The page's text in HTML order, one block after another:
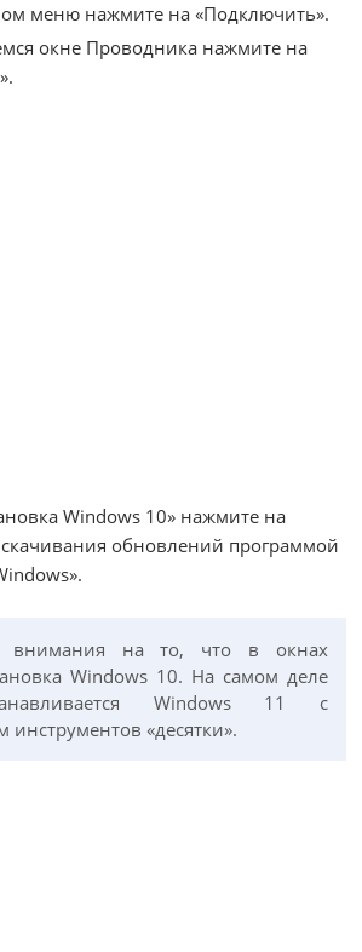
меню нажмите на «Подключить».
окне Проводника нажмите на
Windows 10» нажмите на
скачивания обновлений программой
внимания на то, что в окнах
Windows 10. На самом деле
Windows 11 с
инструментов «десятки».